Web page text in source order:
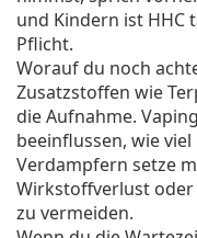
und Kindern ist
Pflicht.
Worauf du noch
Zusatzstoffen wie
die Aufnahme.
beeinflussen, wie
Verdampfern setze
Wirkstoffverlust
zu vermeiden.